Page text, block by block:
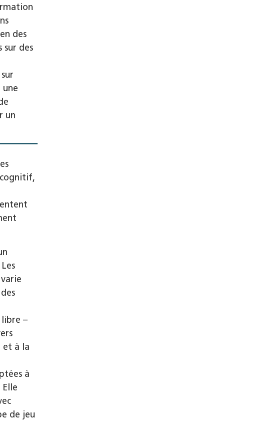
des
sur des
un
–
et à la
à
de jeu